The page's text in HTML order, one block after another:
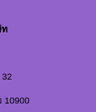
10900